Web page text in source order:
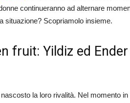
continueranno ad alternare
situazione? Scopriamolo insieme.
fruit: Yildiz ed
la loro rivalità. Nel momento